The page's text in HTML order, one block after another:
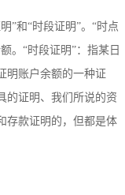
”和“时段证明”。“时点
。“时段证明”：指某日
明账户余额的一种证
的证明、我们所说的资
存款证明的，但都是体